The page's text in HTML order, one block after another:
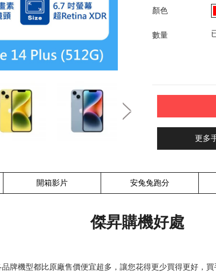
更多
開箱影片 安兔兔跑分
傑昇購機好處
牌機型都比原廠售價便宜超多，讓您花得更少買得更好，買